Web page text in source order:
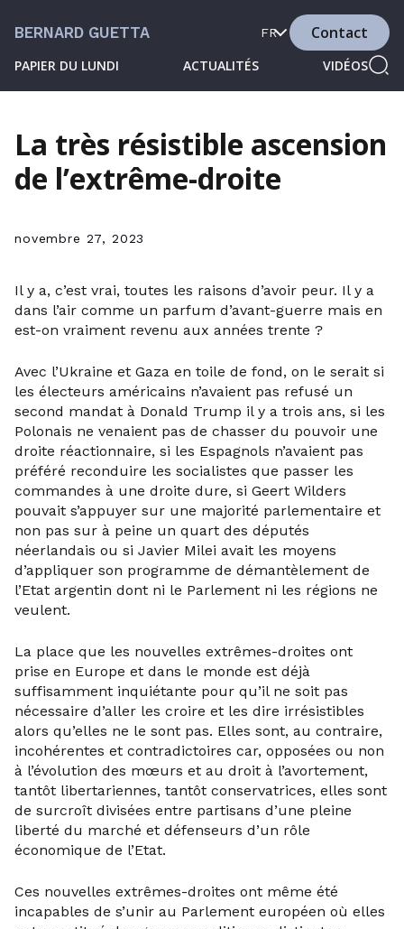
BERNARD GUETTA
PAPIER DU LUNDI ACTUALITÉS VIDÉOS
FR Contact
La très résistible ascension
de l’extrême-droite
novembre 27, 2023
Il y a, c’est vrai, toutes les raisons d’avoir peur. Il y a
dans l’air comme un parfum d’avant-guerre mais en
est-on vraiment revenu aux années trente ?
Avec l’Ukraine et Gaza en toile de fond, on le serait si
les électeurs américains n’avaient pas refusé un
second mandat à Donald Trump il y a trois ans, si les
Polonais ne venaient pas de chasser du pouvoir une
droite réactionnaire, si les Espagnols n’avaient pas
préféré reconduire les socialistes que passer les
commandes à une droite dure, si Geert Wilders
pouvait s’appuyer sur une majorité parlementaire et
non pas sur à peine un quart des députés
néerlandais ou si Javier Milei avait les moyens
d’appliquer son programme de démantèlement de
l’Etat argentin dont ni le Parlement ni les régions ne
veulent.
La place que les nouvelles extrêmes-droites ont
prise en Europe et dans le monde est déjà
suffisamment inquiétante pour qu’il ne soit pas
nécessaire d’aller les croire et les dire irrésistibles
alors qu’elles ne le sont pas. Elles sont, au contraire,
incohérentes et contradictoires car, opposées ou non
à l’évolution des mœurs et au droit à l’avortement,
tantôt libertariennes, tantôt conservatrices, elles sont
de surcroît divisées entre partisans d’une pleine
liberté du marché et défenseurs d’un rôle
économique de l’Etat.
Ces nouvelles extrêmes-droites ont même été
incapables de s’unir au Parlement européen où elles